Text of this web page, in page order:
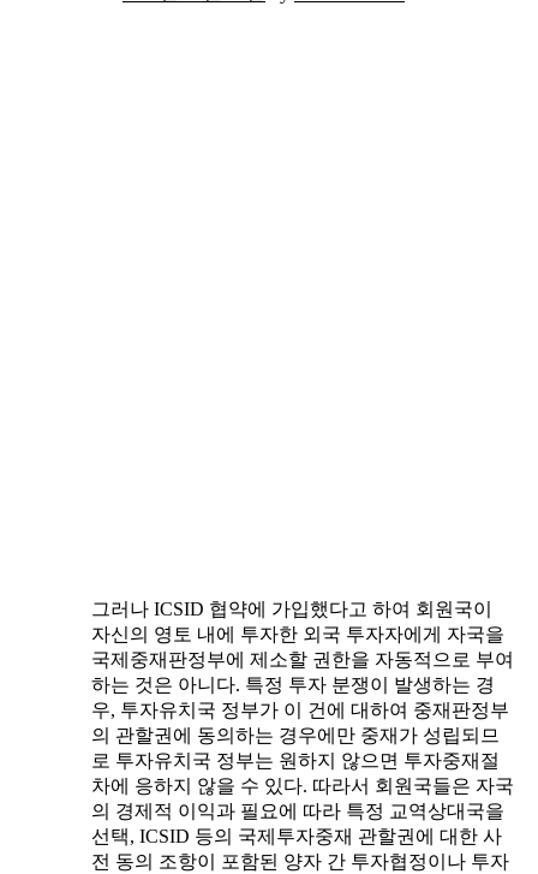
그러나 ICSID 협약에 가입했다고 하여 회원국이
자신의 영토 내에 투자한 외국 투자자에게 자국을
국제중재판정부에 제소할 권한을 자동적으로 부여
하는 것은 아니다. 특정 투자 분쟁이 발생하는 경
우, 투자유치국 정부가 이 건에 대하여 중재판정부
의 관할권에 동의하는 경우에만 중재가 성립되므
로 투자유치국 정부는 원하지 않으면 투자중재절
차에 응하지 않을 수 있다. 따라서 회원국들은 자국
의 경제적 이익과 필요에 따라 특정 교역상대국을
선택, ICSID 등의 국제투자중재 관할권에 대한 사
전 동의 조항이 포함된 양자 간 투자협정이나 투자